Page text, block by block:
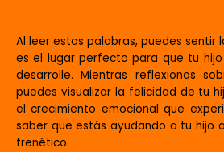
Al leer estas palabras, puedes sentir
es el lugar perfecto para que tu
desarrolle. Mientras reflexionas
puedes visualizar la felicidad de tu
el crecimiento emocional que
saber que estás ayudando a tu hijo
frenético.